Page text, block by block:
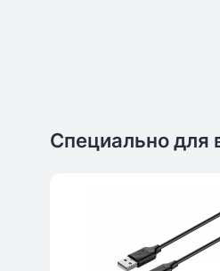
Специально для